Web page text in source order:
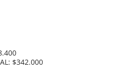
$342.000